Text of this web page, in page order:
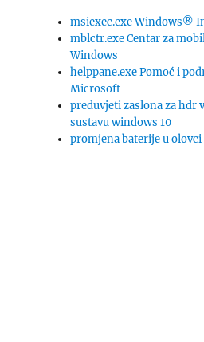
msiexec.exe Windows®
mblctr.exe Centar za
Windows
helppane.exe Pomoć i
Microsoft
preduvjeti zaslona za hdr
sustavu windows 10
promjena baterije u olovci